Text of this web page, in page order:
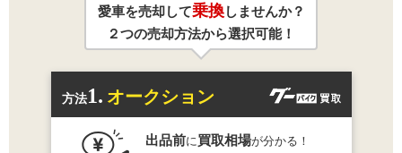
愛車を売却して乗換しませんか？
２つの売却方法から選択可能！
方法1. オークション
出品前に 買取相場が分かる！